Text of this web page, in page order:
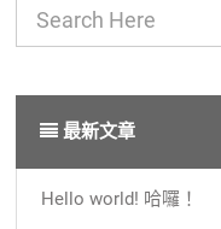
最新文章
Hello world! 哈囉！